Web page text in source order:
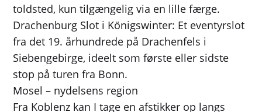
toldsted, kun tilgængelig via en lille færge.
Drachenburg Slot i Königswinter: Et eventyrslot
fra det 19. århundrede på Drachenfels i
Siebengebirge, ideelt som første eller sidste
stop på turen fra Bonn.
Mosel – nydelsens region
Fra Koblenz kan I tage en afstikker op langs